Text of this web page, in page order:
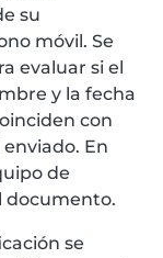
su
móvil. Se
evaluar si el
y la fecha
con
En
de
documento.
se